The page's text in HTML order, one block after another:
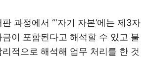
과정에서 “‘자기 자본’에는 제3자
금이 포함된다고 해석할 수 있고 불
적으로 해석해 업무 처리를 한 것